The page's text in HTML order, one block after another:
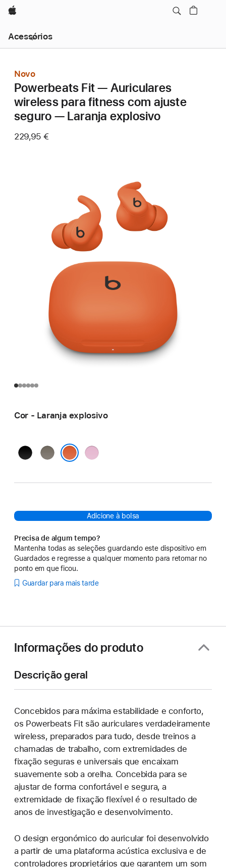
Apple
Acessórios
local
Abrir
Novo
Powerbeats Fit — Auriculares
wireless para fitness com ajuste
seguro — Laranja explosivo
229,95 €
Cor - Laranja explosivo
Preto
Cinzento
Rosa
Adicione à bolsa
Precisa de algum tempo?
Mantenha todas as seleções guardando este dispositivo em
Guardados e regresse a qualquer momento para retomar no
ponto em que ficou.
Guardar para mais tarde
Informações do produto
Descrição geral
Concebidos para máxima estabilidade e conforto,
os Powerbeats Fit são auriculares verdadeiramente
wireless, preparados para tudo, desde treinos a
chamadas de trabalho, com extremidades de
fixação seguras e universais que encaixam
suavemente sob a orelha. Concebida para se
ajustar de forma confortável e segura, a
extremidade de fixação flexível é o resultado de
anos de investigação e desenvolvimento.
O design ergonómico do auricular foi desenvolvido
a partir de uma plataforma acústica exclusiva e de
controladores proprietários que garantem um som